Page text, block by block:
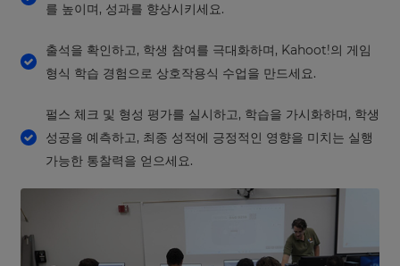
를 높이며, 성과를 향상시키세요.
출석을 확인하고, 학생 참여를 극대화하며, Kahoot!의 게임
형식 학습 경험으로 상호작용식 수업을 만드세요.
펄스 체크 및 형성 평가를 실시하고, 학습을 가시화하며, 학생
성공을 예측하고, 최종 성적에 긍정적인 영향을 미치는 실행
가능한 통찰력을 얻으세요.